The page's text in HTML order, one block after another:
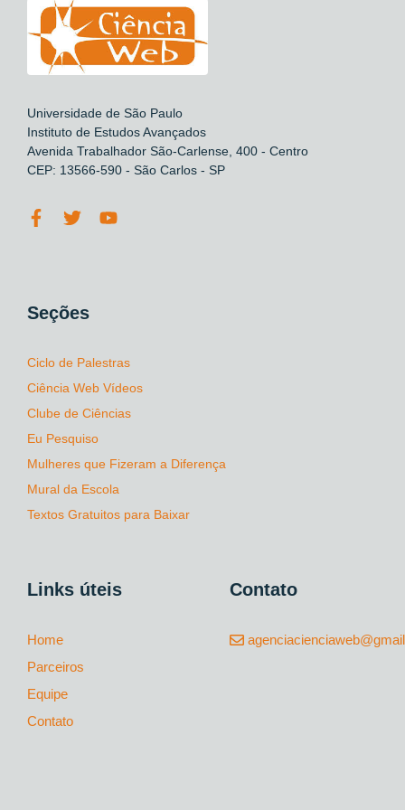
Universidade de São Paulo
Instituto de Estudos Avançados
Avenida Trabalhador São-Carlense, 400 - Centro
CEP: 13566-590 - São Carlos - SP
Seções
Ciclo de Palestras
Ciência Web Vídeos
Clube de Ciências
Eu Pesquiso
Mulheres que Fizeram a Diferença
Mural da Escola
Textos Gratuitos para Baixar
Links úteis
Home
Parceiros
Equipe
Contato
Contato